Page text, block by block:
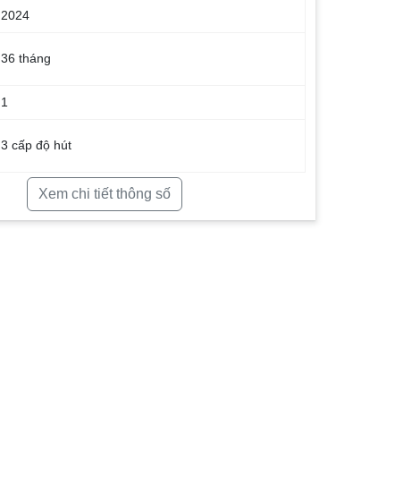
2024
36 tháng
1
3 cấp độ hút
Xem chi tiết thông số